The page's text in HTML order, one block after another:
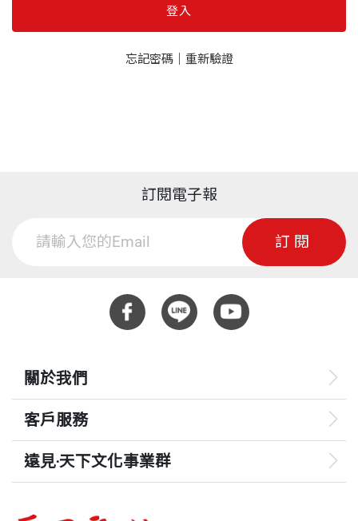
登入
忘記密碼｜ 重新驗證
訂閱電子報
訂閱
關於我們
客戶服務
遠見‧天下文化事業群